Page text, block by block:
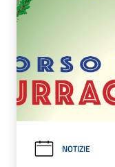
NOTIZIE